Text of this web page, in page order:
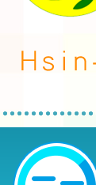
轉知本
高爾夫